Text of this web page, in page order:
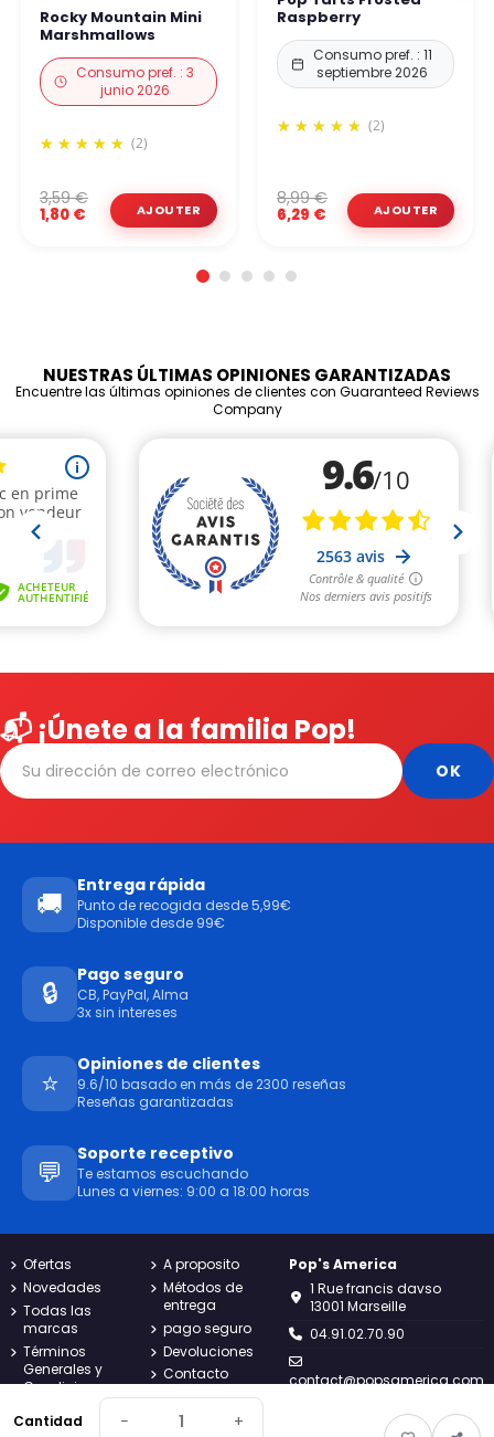
Cantidad − +
Rocky Mountain Mini
Marshmallows
Consumo pref. : 3
junio 2026
(2)
1,80 €
3,59 €
Raspberry
Consumo pref. : 11
septiembre 2026
(2)
6,29 €
8,99 €
NUESTRAS ÚLTIMAS OPINIONES GARANTIZADAS
Encuentre las últimas opiniones de clientes con Guaranteed Reviews
Company
📬 ¡Únete a la familia Pop!
🚚
Entrega rápida
Punto de recogida desde 5,99€
Disponible desde 99€
🔒
Pago seguro
CB, PayPal, Alma
3x sin intereses
⭐
Opiniones de clientes
9.6/10 basado en más de 2300 reseñas
Reseñas garantizadas
💬
Soporte receptivo
Te estamos escuchando
Lunes a viernes: 9:00 a 18:00 horas
Ofertas
Novedades
Todas las
marcas
Términos
Generales y
Condiciones
privacidad
A proposito
Métodos de
entrega
pago seguro
Devoluciones
Contacto
Mapa del sitio
Seguimiento
Pop's America
1 Rue francis davso
13001 Marseille
04.91.02.70.90
contact@popsamerica.com